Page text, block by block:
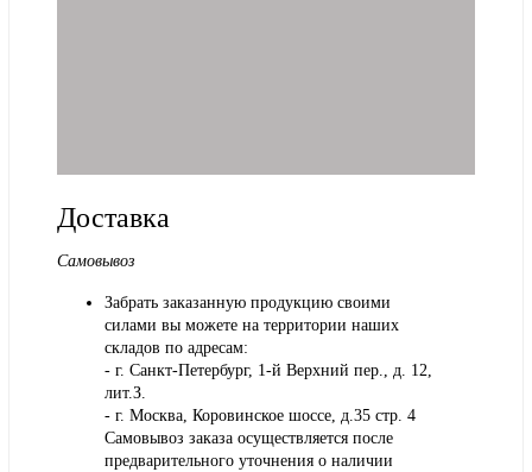
Доставка
Самовывоз
Забрать заказанную продукцию своими
силами вы можете на территории наших
складов по адресам:
- г. Санкт-Петербург, 1-й Верхний пер., д. 12,
лит.З.
- г. Москва, Коровинское шоссе, д.35 стр. 4
Самовывоз заказа осуществляется после
предварительного уточнения о наличии